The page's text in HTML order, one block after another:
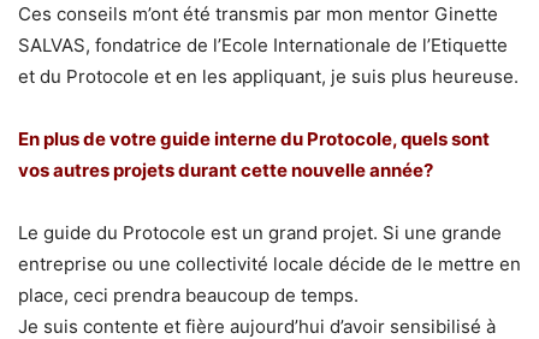
Ces conseils m’ont été transmis par mon mentor Ginette
SALVAS, fondatrice de l’Ecole Internationale de l’Etiquette
et du Protocole et en les appliquant, je suis plus heureuse.
En plus de votre guide interne du Protocole, quels sont
vos autres projets durant cette nouvelle année?
Le guide du Protocole est un grand projet. Si une grande
entreprise ou une collectivité locale décide de le mettre en
place, ceci prendra beaucoup de temps.
Je suis contente et fière aujourd’hui d’avoir sensibilisé à